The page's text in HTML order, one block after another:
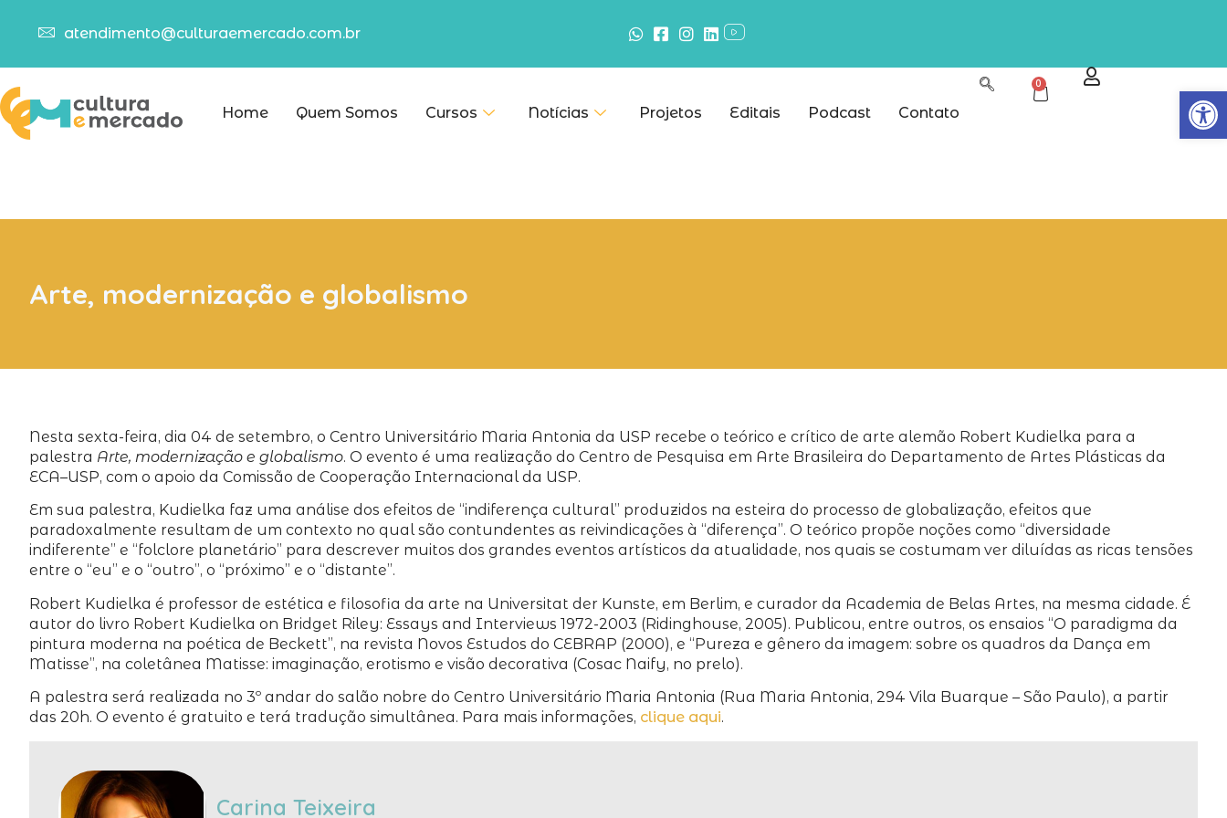
Abrir
atendimento@culturaemercado.com.br
Home Quem Somos Cursos Notícias Projetos Editais Podcast Contato
0
Arte, modernização e globalismo
Nesta sexta-feira, dia 04 de setembro, o Centro Universitário Maria Antonia da USP recebe o teórico e crítico de arte alemão Robert Kudielka para a
palestra Arte, modernização e globalismo. O evento é uma realização do Centro de Pesquisa em Arte Brasileira do Departamento de Artes Plásticas da
ECA–USP, com o apoio da Comissão de Cooperação Internacional da USP.
Em sua palestra, Kudielka faz uma análise dos efeitos de “indiferença cultural” produzidos na esteira do processo de globalização, efeitos que
paradoxalmente resultam de um contexto no qual são contundentes as reivindicações à “diferença”. O teórico propõe noções como “diversidade
indiferente” e “folclore planetário” para descrever muitos dos grandes eventos artísticos da atualidade, nos quais se costumam ver diluídas as ricas tensões
entre o “eu” e o “outro”, o “próximo” e o “distante”.
Robert Kudielka é professor de estética e filosofia da arte na Universitat der Kunste, em Berlim, e curador da Academia de Belas Artes, na mesma cidade. É
autor do livro Robert Kudielka on Bridget Riley: Essays and Interviews 1972-2003 (Ridinghouse, 2005). Publicou, entre outros, os ensaios “O paradigma da
pintura moderna na poética de Beckett”, na revista Novos Estudos do CEBRAP (2000), e “Pureza e gênero da imagem: sobre os quadros da Dança em
Matisse”, na coletânea Matisse: imaginação, erotismo e visão decorativa (Cosac Naify, no prelo).
A palestra será realizada no 3º andar do salão nobre do Centro Universitário Maria Antonia (Rua Maria Antonia, 294 Vila Buarque – São Paulo), a partir
das 20h. O evento é gratuito e terá tradução simultânea. Para mais informações, clique aqui.
Carina Teixeira